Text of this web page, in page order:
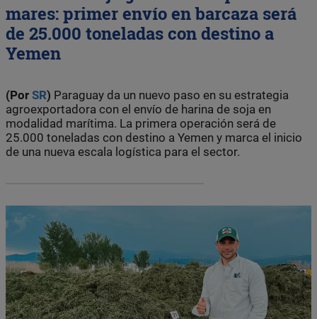
mares: primer envío en barcaza será
de 25.000 toneladas con destino a
Yemen
(Por SR) Paraguay da un nuevo paso en su estrategia
agroexportadora con el envío de harina de soja en
modalidad marítima. La primera operación será de
25.000 toneladas con destino a Yemen y marca el inicio
de una nueva escala logística para el sector.